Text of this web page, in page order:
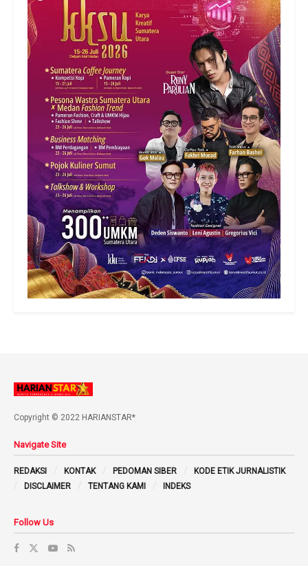
Copyright © 2022 HARIANSTAR*
Navigate Site
REDAKSI KONTAK PEDOMAN SIBER
KODE ETIK JURNALISTIK
DISCLAIMER
TENTANG KAMI INDEKS
Follow Us